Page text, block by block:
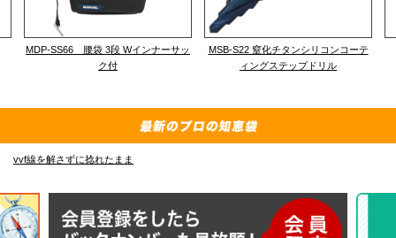
MDP-SS66 腰袋 3段 Wインナーサッ
ク付
MSB-S22 窒化チタンシリコンコーテ
ィングステップドリル
線を解さずに捻れたまま